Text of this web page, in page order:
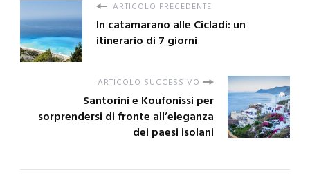
ARTICOLO PRECEDENTE
In catamarano alle Cicladi: un
itinerario di 7 giorni
ARTICOLO SUCCESSIVO
Santorini e Koufonissi per
sorprendersi di fronte all’eleganza
dei paesi isolani